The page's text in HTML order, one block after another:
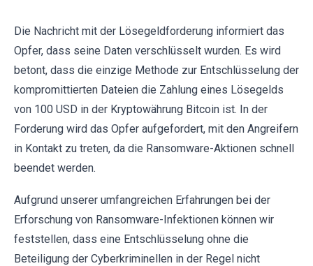
Die Nachricht mit der Lösegeldforderung informiert das
Opfer, dass seine Daten verschlüsselt wurden. Es wird
betont, dass die einzige Methode zur Entschlüsselung der
kompromittierten Dateien die Zahlung eines Lösegelds
von 100 USD in der Kryptowährung Bitcoin ist. In der
Forderung wird das Opfer aufgefordert, mit den Angreifern
in Kontakt zu treten, da die Ransomware-Aktionen schnell
beendet werden.
Aufgrund unserer umfangreichen Erfahrungen bei der
Erforschung von Ransomware-Infektionen können wir
feststellen, dass eine Entschlüsselung ohne die
Beteiligung der Cyberkriminellen in der Regel nicht